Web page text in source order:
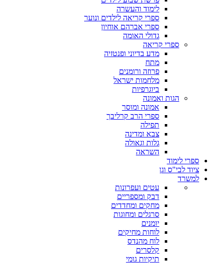
לימוד והעשרה
ספרי קריאה לילדים ונוער
ספרי אברהם אוחיון
גדולי האומה
ספרי קריאה
מדע בדיוני ופנטזיה
מתח
פרוזה ורומנים
מלחמות ישראל
ביוגרפיות
הגות ואמונה
אמונה ומוסר
ספרי הרב קרליבך
תפילה
צבא ומדינה
גלות וגאולה
השראה
ספרי לימוד
ציוד לבי"ס וגן
למשרד
עטים ועפרונות
דבק ומספריים
מחקים ומחדדים
סרגלים ומחוגות
יומנים
לוחות מחיקים
לוח מהנדס
קלסרים
תיקיות גומי